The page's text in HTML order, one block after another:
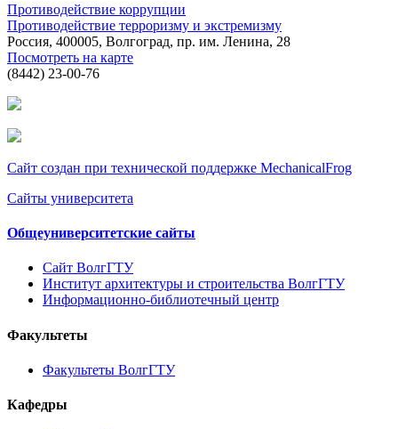
Противодействие коррупции
Противодействие терроризму и экстремизму
Россия, 400005, Волгоград, пр. им. Ленина, 28
Посмотреть на карте
(8442) 23-00-76
Сайт создан при технической поддержке MechanicalFrog
Сайты университета
Общеуниверситетские сайты
Сайт ВолгГТУ
Институт архитектуры и строительства ВолгГТУ
Информационно-библиотечный центр
Факультеты
Факультеты ВолгГТУ
Кафедры